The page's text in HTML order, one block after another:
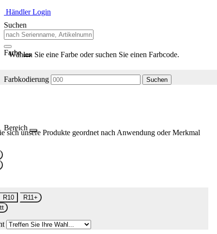
Händler Login
Suchen
Farbe
Wählen Sie eine Farbe oder suchen Sie einen Farbcode.
Farbkodierung Suchen
Bereich
sich unsere Produkte geordnet nach Anwendung oder Merkmal
R10
R11+